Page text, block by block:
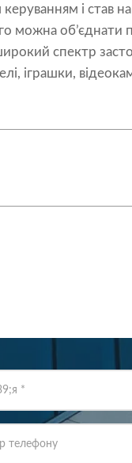
і став
можна об’єднати
спектр
іграшки,
*
телефону